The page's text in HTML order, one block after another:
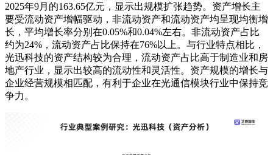
2025年9月的163.65亿元，显示出规模扩张趋势。资产增长主
要受流动资产增幅驱动，非流动资产和流动资产均呈现均衡增
长，平均增长率分别在0.05%和0.04%左右。非流动资产占比
约为24%，流动资产占比保持在76%以上。与行业特点相比，
光迅科技的资产结构较为合理，流动资产占比高于制造业和房
地产行业，显示出较高的流动性和灵活性。资产规模的增长与
企业经营规模相匹配，有利于企业在光通信模块行业中保持竞
争力。